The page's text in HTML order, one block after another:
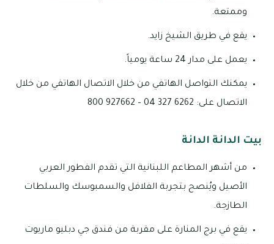
وممتعة.
يقع في طريق الشيخ زايد.
يعمل على مدار 24 ساعة يومياً.
يمكنك التواصل الهاتفي من خلال الاتصال الهاتفي من خلال
الاتصال على: 6262 327 04 – 927662 800
بيت الدانة الدانة
من أشهر المطاعم اللبنانية التي تقدم الفطور العربي
الأصيل ويُنصح بتجربة الفلافل والسمبوسك والسلطات
الطازجة.
يقع في برج المنارة على مقربة من فندق جي دبليو ماريوت